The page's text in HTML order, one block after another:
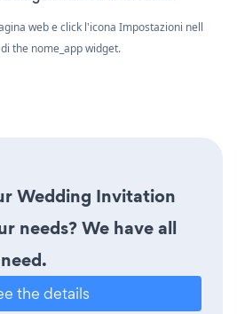
web e click l'icona Impostazioni nell
the nome_app widget.
Wedding Invitation
needs? We have all
the details